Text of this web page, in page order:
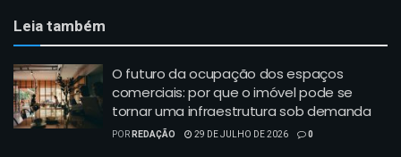
Leia também
O futuro da ocupação dos espaços
comerciais: por que o imóvel pode se
tornar uma infraestrutura sob demanda
PORREDAÇÃO 29 DE JULHO DE 2026 0